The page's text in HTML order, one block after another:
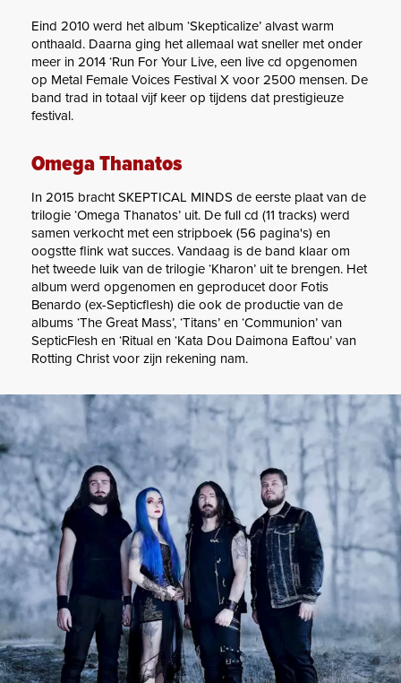
Eind 2010 werd het album ‘Skepticalize’ alvast warm
onthaald. Daarna ging het allemaal wat sneller met onder
meer in 2014 ‘Run For Your Live, een live cd opgenomen
op Metal Female Voices Festival X voor 2500 mensen. De
band trad in totaal vijf keer op tijdens dat prestigieuze
festival.
Omega Thanatos
In 2015 bracht SKEPTICAL MINDS de eerste plaat van de
trilogie ‘Omega Thanatos’ uit. De full cd (11 tracks) werd
samen verkocht met een stripboek (56 pagina's) en
oogstte flink wat succes. Vandaag is de band klaar om
het tweede luik van de trilogie ‘Kharon’ uit te brengen. Het
album werd opgenomen en geproducet door Fotis
Benardo (ex-Septicflesh) die ook de productie van de
albums ‘The Great Mass’, ‘Titans’ en ‘Communion’ van
SepticFlesh en ‘Ritual en ‘Kata Dou Daimona Eaftou’ van
Rotting Christ voor zijn rekening nam.